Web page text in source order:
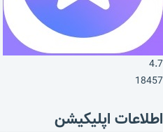
4.7
18457
اطلاعات اپلیکیشن